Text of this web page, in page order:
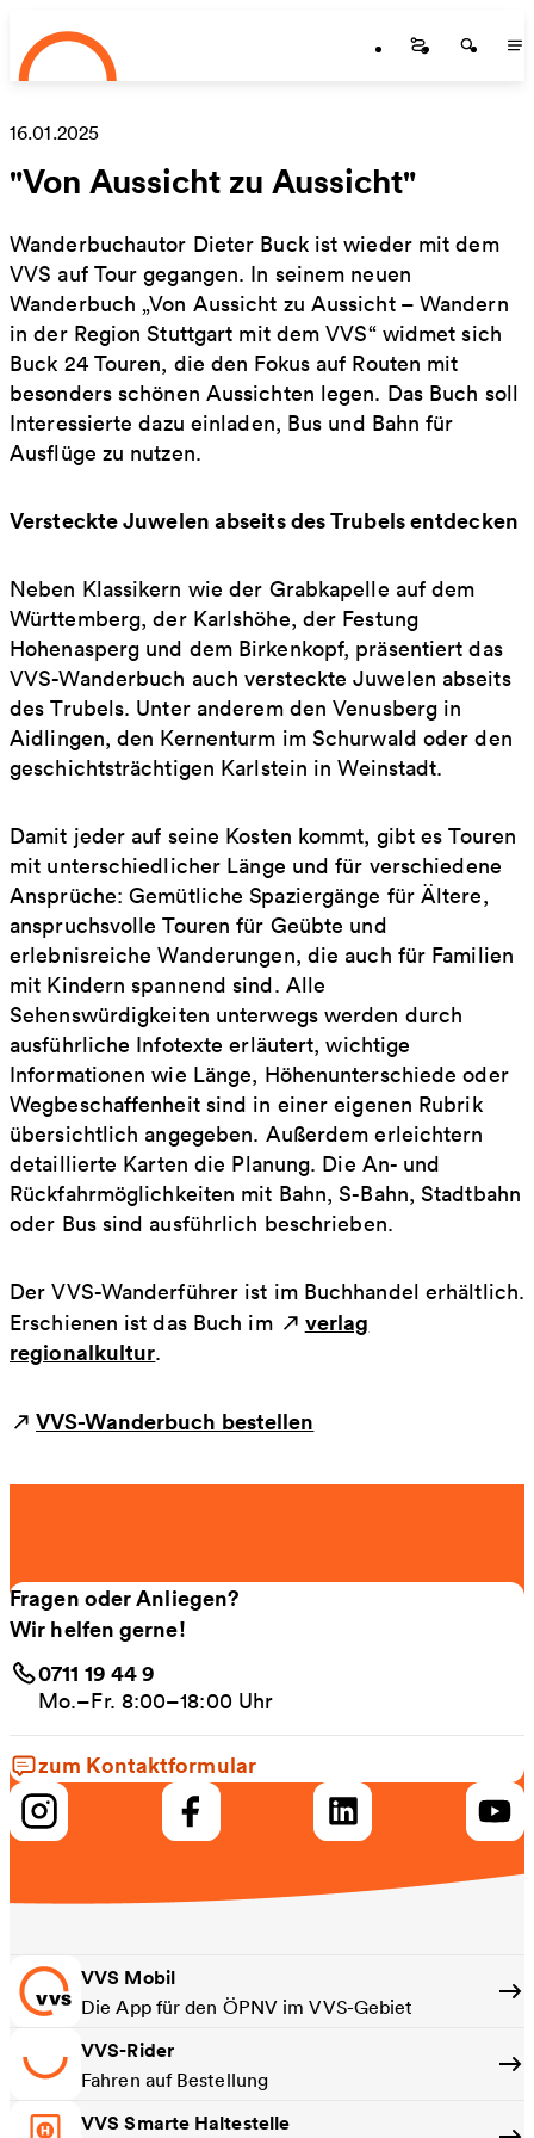
Zum Hauptinhalt springen
Startseite
16.01.2025
"Von Aussicht zu Aussicht"
Wanderbuchautor Dieter Buck ist wieder mit dem
VVS auf Tour gegangen. In seinem neuen
Wanderbuch „Von Aussicht zu Aussicht – Wandern
in der Region Stuttgart mit dem VVS“ widmet sich
Buck 24 Touren, die den Fokus auf Routen mit
besonders schönen Aussichten legen. Das Buch soll
Interessierte dazu einladen, Bus und Bahn für
Ausflüge zu nutzen.
Versteckte Juwelen abseits des Trubels entdecken
Neben Klassikern wie der Grabkapelle auf dem
Württemberg, der Karlshöhe, der Festung
Hohenasperg und dem Birkenkopf, präsentiert das
VVS-Wanderbuch auch versteckte Juwelen abseits
des Trubels. Unter anderem den Venusberg in
Aidlingen, den Kernenturm im Schurwald oder den
geschichtsträchtigen Karlstein in Weinstadt.
Damit jeder auf seine Kosten kommt, gibt es Touren
mit unterschiedlicher Länge und für verschiedene
Ansprüche: Gemütliche Spaziergänge für Ältere,
anspruchsvolle Touren für Geübte und
erlebnisreiche Wanderungen, die auch für Familien
mit Kindern spannend sind. Alle
Sehenswürdigkeiten unterwegs werden durch
ausführliche Infotexte erläutert, wichtige
Informationen wie Länge, Höhenunterschiede oder
Wegbeschaffenheit sind in einer eigenen Rubrik
übersichtlich angegeben. Außerdem erleichtern
detaillierte Karten die Planung. Die An- und
Rückfahrmöglichkeiten mit Bahn, S-Bahn, Stadtbahn
oder Bus sind ausführlich beschrieben.
Der VVS-Wanderführer ist im Buchhandel erhältlich.
Erschienen ist das Buch im
verlag
regionalkultur.
VVS-Wanderbuch bestellen
Fragen oder Anliegen?
Wir helfen gerne!
0711 19 44 9
Mo.–Fr. 8:00–18:00 Uhr
zum Kontaktformular
VVS Mobil
Die App für den ÖPNV im VVS-Gebiet
VVS-Rider
Fahren auf Bestellung
VVS Smarte Haltestelle